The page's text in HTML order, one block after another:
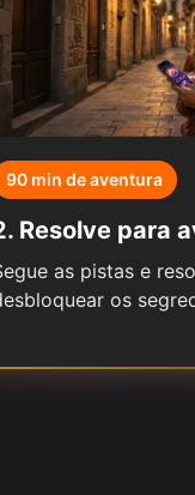
90 min de aventura
. Resolve para
as pistas e
os